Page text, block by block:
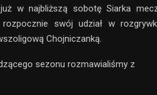
w najbliższą sobotę Siarka
swój udział w
Chojniczanką.
sezonu rozmawialiśmy z